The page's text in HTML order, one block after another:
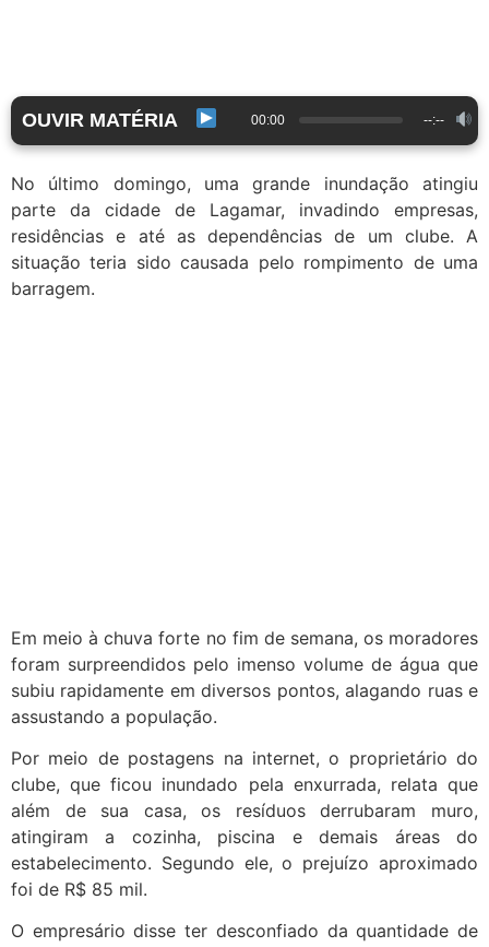
OUVIR MATÉRIA 00:00 --:--
No último domingo, uma grande inundação atingiu
parte da cidade de Lagamar, invadindo empresas,
residências e até as dependências de um clube. A
situação teria sido causada pelo rompimento de uma
barragem.
Em meio à chuva forte no fim de semana, os moradores
foram surpreendidos pelo imenso volume de água que
subiu rapidamente em diversos pontos, alagando ruas e
assustando a população.
Por meio de postagens na internet, o proprietário do
clube, que ficou inundado pela enxurrada, relata que
além de sua casa, os resíduos derrubaram muro,
atingiram a cozinha, piscina e demais áreas do
estabelecimento. Segundo ele, o prejuízo aproximado
foi de R$ 85 mil.
O empresário disse ter desconfiado da quantidade de